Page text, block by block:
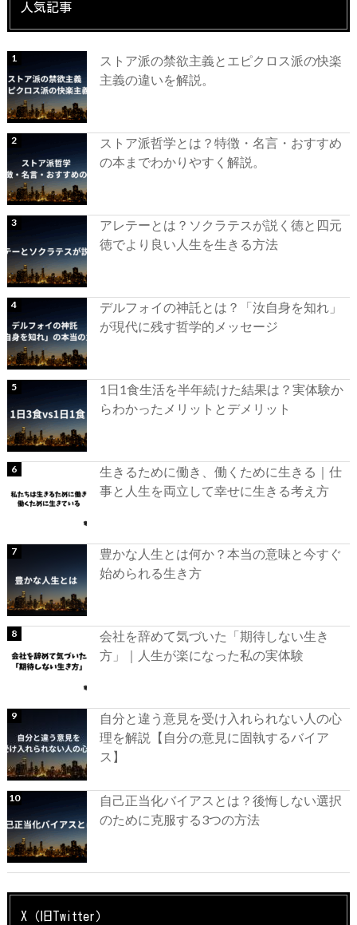
人気記事
ストア派の禁欲主義とエピクロス派の快楽
主義の違いを解説。
ストア派哲学とは？特徴・名言・おすすめ
の本までわかりやすく解説。
アレテーとは？ソクラテスが説く徳と四元
徳でより良い人生を生きる方法
デルフォイの神託とは？「汝自身を知れ」
が現代に残す哲学的メッセージ
1日1食生活を半年続けた結果は？実体験か
らわかったメリットとデメリット
生きるために働き、働くために生きる｜仕
事と人生を両立して幸せに生きる考え方
豊かな人生とは何か？本当の意味と今すぐ
始められる生き方
会社を辞めて気づいた「期待しない生き
方」｜人生が楽になった私の実体験
自分と違う意見を受け入れられない人の心
理を解説【自分の意見に固執するバイア
ス】
自己正当化バイアスとは？後悔しない選択
のために克服する3つの方法
X（旧Twitter）